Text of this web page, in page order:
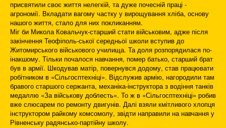
присвятили своє життя нелегкій, та дуже почесній праці -
агрономії. Вкладати вагому частку у вирощування хліба, основу
нашого життя, стало для них покликанням.
Міг би Микола Ковальчук-старший стати військовим, адже після
закінчення Теофіполь-ської середньої школи вступив до
Житомирського військового училища. Та доля розпорядилася по-
інакшому. Тільки почалося навчання, помер батько, старший брат
був в армії. Шкодував матір, повернувся додому, став працювати
робітником в «Сільгосптехніці». Відслужив армію, нагородили там
бравого старшого сержанта, механіка-інструктора з водіння танків
медаллю «За військову доблесть». То ж в «Сільгосптехніці» робив
вже слюсарем по ремонту двигунів. Далі взяли кмітливого хлопця
інструктором райкому комсомолу, звідти направили на навчання у
Рівненську радянсько-партійну школу.